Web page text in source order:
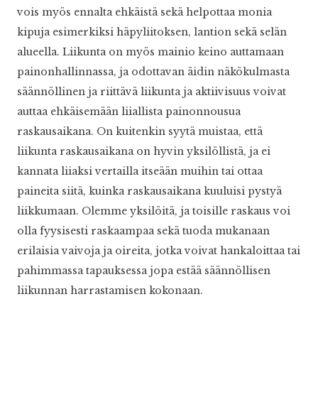
vois myös ennalta ehkäistä sekä helpottaa monia
kipuja esimerkiksi häpyliitoksen, lantion sekä selän
alueella. Liikunta on myös mainio keino auttamaan
painonhallinnassa, ja odottavan äidin näkökulmasta
säännöllinen ja riittävä liikunta ja aktiivisuus voivat
auttaa ehkäisemään liiallista painonnousua
raskausaikana. On kuitenkin syytä muistaa, että
liikunta raskausaikana on hyvin yksilöllistä, ja ei
kannata liiaksi vertailla itseään muihin tai ottaa
paineita siitä, kuinka raskausaikana kuuluisi pystyä
liikkumaan. Olemme yksilöitä, ja toisille raskaus voi
olla fyysisesti raskaampaa sekä tuoda mukanaan
erilaisia vaivoja ja oireita, jotka voivat hankaloittaa tai
pahimmassa tapauksessa jopa estää säännöllisen
liikunnan harrastamisen kokonaan.